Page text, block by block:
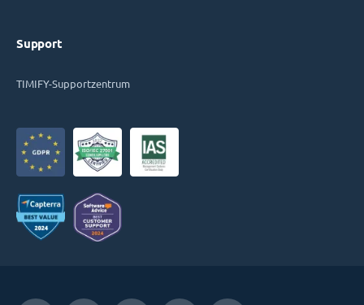
Support
TIMIFY-Supportzentrum